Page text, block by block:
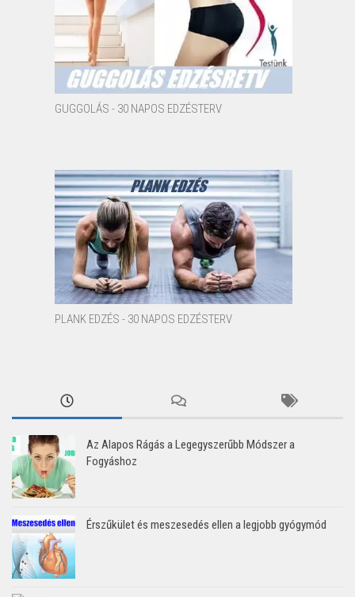
GUGGOLÁS - 30 NAPOS EDZÉSTERV
PLANK EDZÉS - 30 NAPOS EDZÉSTERV
Az Alapos Rágás a Legegyszerűbb Módszer a
Fogyáshoz
Érszűkület és meszesedés ellen a legjobb gyógymód